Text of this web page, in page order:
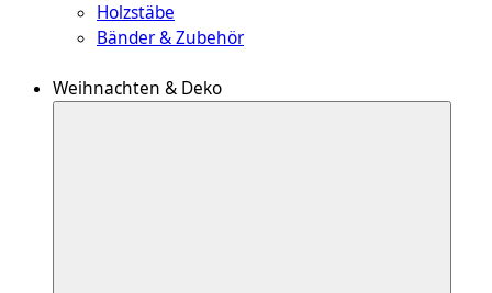
Holzstäbe
Bänder & Zubehör
Weihnachten & Deko